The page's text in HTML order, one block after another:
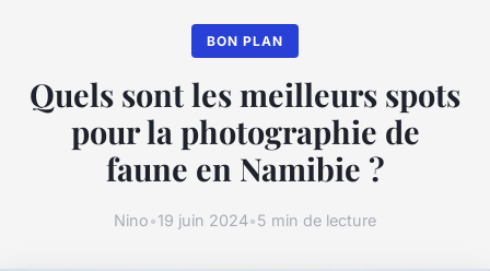
BON PLAN
Quels sont les meilleurs spots
pour la photographie de
faune en Namibie ?
Nino•19 juin 2024•5 min de lecture